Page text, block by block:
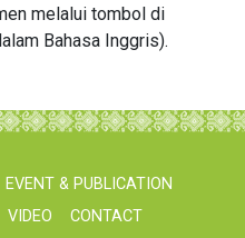
melalui tombol di
Bahasa Inggris).
EVENT & PUBLICATION
VIDEO CONTACT